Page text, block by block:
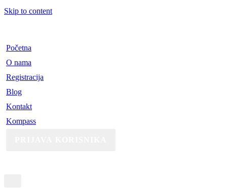
Skip to content
Početna
O nama
Registracija
Blog
Kontakt
Kompass